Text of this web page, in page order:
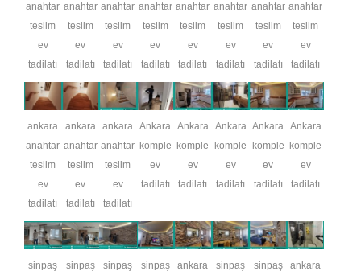
anahtar
teslim
ev
tadilatı
anahtar
teslim
ev
tadilatı
anahtar
teslim
ev
tadilatı
anahtar
teslim
ev
tadilatı
anahtar
teslim
ev
tadilatı
anahtar
teslim
ev
tadilatı
anahtar
teslim
ev
tadilatı
anahtar
teslim
ev
tadilatı
ankara
anahtar
teslim
ev
tadilatı
ankara
anahtar
teslim
ev
tadilatı
ankara
anahtar
teslim
ev
tadilatı
Ankara
komple
ev
tadilatı
Ankara
komple
ev
tadilatı
Ankara
komple
ev
tadilatı
Ankara
komple
ev
tadilatı
Ankara
komple
ev
tadilatı
sinpaş
sinpaş
sinpaş
sinpaş
ankara
sinpaş
sinpaş
ankara